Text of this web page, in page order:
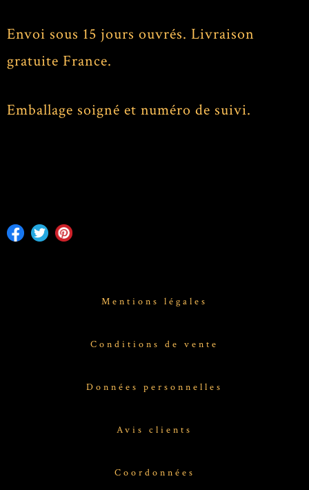
Envoi sous 15 jours ouvrés. Livraison
gratuite France.
Emballage soigné et numéro de suivi.
Mentions légales
Conditions de vente
Données personnelles
Avis clients
Coordonnées